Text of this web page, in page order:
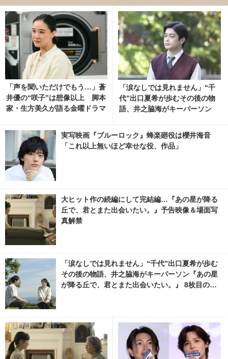
「声を聞いただけでもう…」蒼
井優の“咲子”は想像以上 脚本
家・生方美久が語る金曜ドラマ
「涙なしでは見れません」“千
代”出口夏希が歩むその後の物
語、井之脇海がキーパーソン
出会いたい。』 4枚目の写真・
画像 | cinemacafe.net
実写映画『ブルーロック』蜂楽廻役は櫻井海音
「これ以上無いほど幸せな役、作品」
大ヒット作の続編にして完結編…『あの星が降る
丘で、君とまた出会いたい。』予告映像＆場面写
真解禁
「涙なしでは見れません」“千代”出口夏希が歩む
その後の物語、井之脇海がキーパーソン『あの星
が降る丘で、君とまた出会いたい。』 8枚目の写